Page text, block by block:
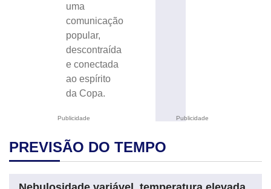
Publicidade
uma
comunicação
popular,
descontraída
e conectada
ao espírito
da Copa.
Publicidade
PREVISÃO DO TEMPO